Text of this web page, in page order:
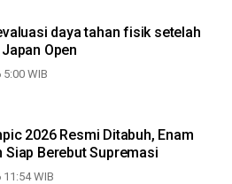
daya tahan fisik setelah
Open
WIB
2026 Resmi Ditabuh, Enam
Siap Berebut Supremasi
WIB